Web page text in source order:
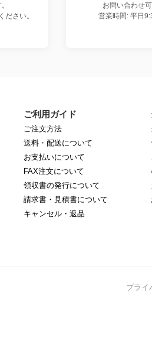
ださい。
お問い合わせ可
営業時間: 平日
ご利用ガイド
ご注文方法
送料・配送について
お支払いについて
FAX注文について
領収書の発行について
請求書・見積書について
キャンセル・返品
プライ